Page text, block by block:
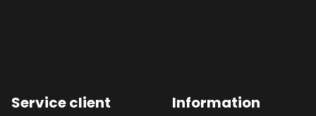
Service client Information